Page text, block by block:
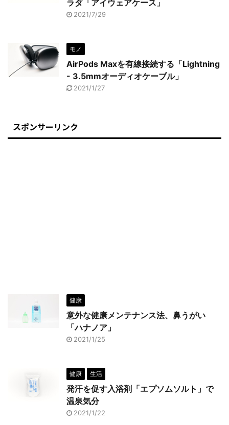
ラダ「アイウェアケース」
2021/7/29
モノ
AirPods Maxを有線接続する「Lightning
- 3.5mmオーディオケーブル」
2021/1/27
スポンサーリンク
健康
意外な健康メンテナンス法、鼻うがい
「ハナノア」
2021/1/25
健康 生活
発汗を促す入浴剤「エプソムソルト」で
温泉気分
2021/1/22